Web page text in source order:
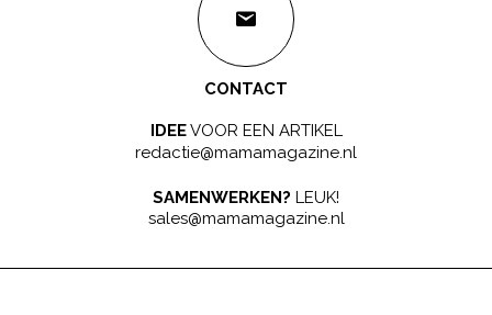
CONTACT
IDEEVOOR EEN ARTIKEL
redactie@mamamagazine.nl
SAMENWERKEN? LEUK!
sales@mamamagazine.nl